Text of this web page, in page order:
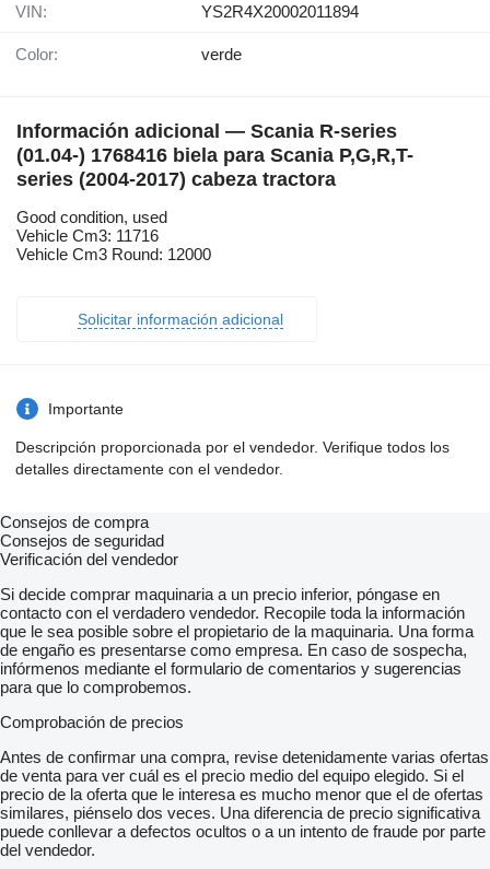
VIN: YS2R4X20002011894
Color: verde
Información adicional — Scania R-series
(01.04-) 1768416 biela para Scania P,G,R,T-
series (2004-2017) cabeza tractora
Good condition, used
Vehicle Cm3: 11716
Vehicle Cm3 Round: 12000
Solicitar información adicional
Importante
Descripción proporcionada por el vendedor. Verifique todos los
detalles directamente con el vendedor.
Consejos de compra
Consejos de seguridad
Verificación del vendedor
Si decide comprar maquinaria a un precio inferior, póngase en
contacto con el verdadero vendedor. Recopile toda la información
que le sea posible sobre el propietario de la maquinaria. Una forma
de engaño es presentarse como empresa. En caso de sospecha,
infórmenos mediante el formulario de comentarios y sugerencias
para que lo comprobemos.
Comprobación de precios
Antes de confirmar una compra, revise detenidamente varias ofertas
de venta para ver cuál es el precio medio del equipo elegido. Si el
precio de la oferta que le interesa es mucho menor que el de ofertas
similares, piénselo dos veces. Una diferencia de precio significativa
puede conllevar a defectos ocultos o a un intento de fraude por parte
del vendedor.